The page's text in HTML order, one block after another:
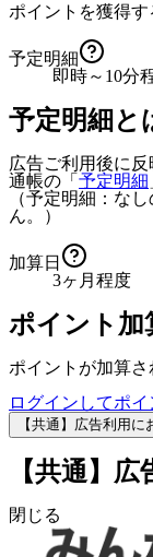
ポイントを獲得す
予定明細
即時～10分
予定明細と
広告ご利用後に
通帳の「 予定明細
（予定明細：な
ん。）
加算日
3ヶ月程度
ポイント加
ポイントが加算さ
ログインしてポ
【共通】広告利用
【共通】
閉じる